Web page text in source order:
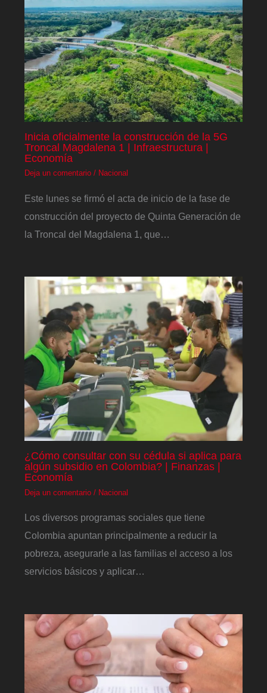
Inicia oficialmente la construcción de la 5G
Troncal Magdalena 1 | Infraestructura |
Economía
Deja un comentario / Nacional
Este lunes se firmó el acta de inicio de la fase de
construcción del proyecto de Quinta Generación de
la Troncal del Magdalena 1, que…
¿Cómo consultar con su cédula si aplica para
algún subsidio en Colombia? | Finanzas |
Economía
Deja un comentario / Nacional
Los diversos programas sociales que tiene
Colombia apuntan principalmente a reducir la
pobreza, asegurarle a las familias el acceso a los
servicios básicos y aplicar…